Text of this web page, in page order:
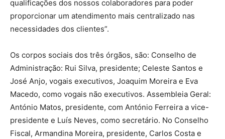
qualificações dos nossos colaboradores para poder
proporcionar um atendimento mais centralizado nas
necessidades dos clientes”.
Os corpos sociais dos três órgãos, são: Conselho de
Administração: Rui Silva, presidente; Celeste Santos e
José Anjo, vogais executivos, Joaquim Moreira e Eva
Macedo, como vogais não executivos. Assembleia Geral:
António Matos, presidente, com António Ferreira a vice-
presidente e Luís Neves, como secretário. No Conselho
Fiscal, Armandina Moreira, presidente, Carlos Costa e